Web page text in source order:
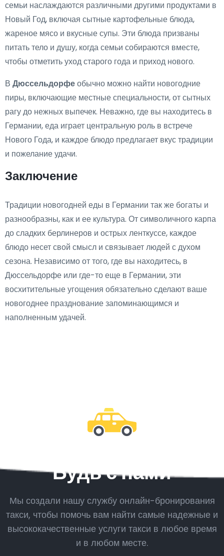
семьи наслаждаются различными другими продуктами в
Новый Год, включая сытные картофельные блюда,
жареное мясо и вкусные супы. Эти блюда призваны
питать тело и душу, когда семьи собираются вместе,
чтобы отметить уход старого года и приход нового.
В Дюссельдорфеобычно можно найти новогодние
пиры, включающие местные специальности, от сытных
рагу до нежных выпечек. Неважно, где вы находитесь в
Германии, еда играет центральную роль в встрече
Нового Года, и каждое блюдо предлагает вкус традиции
и пожелание удачи.
Заключение
Традиции новогодней еды в Германии так же богаты и
разнообразны, как и ее культура. От символичного карпа
до сладких берлинеров и острых ленткуссе, каждое
блюдо несет свой смысл и связывает людей с духом
сезона. Независимо от того, где вы находитесь, в
Дюссельдорфе или где-то еще в Германии, эти
восхитительные угощения обязательно сделают ваше
новогоднее празднование запоминающимся и
наполненным удачей.
Будь с нами
Мы создали нашу службу онлайн-бронирования
такси, чтобы помочь вам найти самые надежные и
высококачественные услуги такси в любое время
и в любом месте.